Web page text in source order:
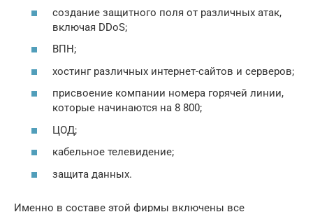
создание защитного поля от различных атак,
включая DDoS;
ВПН;
хостинг различных интернет-сайтов и серверов;
присвоение компании номера горячей линии,
которые начинаются на 8 800;
ЦОД;
кабельное телевидение;
защита данных.
Именно в составе этой фирмы включены все